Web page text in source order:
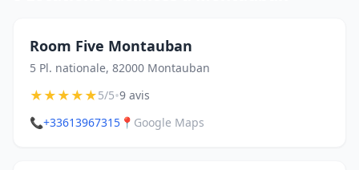
Room Five Montauban
5 Pl. nationale, 82000 Montauban
★★★★★5/5•9 avis
📞+33613967315 📍 Google Maps